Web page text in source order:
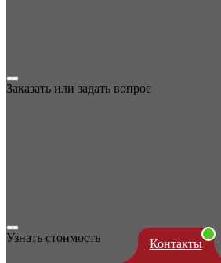
Контакты
Заказать или задать вопрос
Узнать стоимость